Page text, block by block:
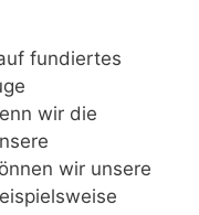
fundiertes
wir die
wir unsere